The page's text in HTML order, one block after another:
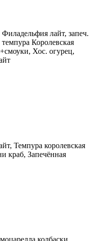
лайт, запеч.
Королевская
Хос. огурец,
Темпура королевская
краб, Запечённая